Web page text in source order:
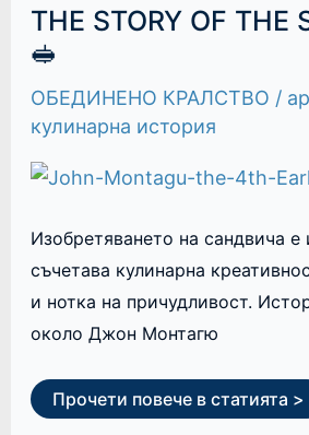
THE STORY OF THE
🥪
ОБЕДИНЕНО КРАЛСТВО /
кулинарна история
Изобретяването на сандвича е
съчетава кулинарна
и нотка на причудливост.
около Джон Монтагю
THE
STORY
OF
THE
🥪
Прочети повече в статията >